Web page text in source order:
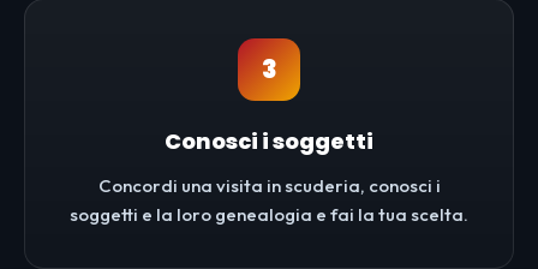
3
Conosci i soggetti
Concordi una visita in scuderia, conosci i
soggetti e la loro genealogia e fai la tua scelta.